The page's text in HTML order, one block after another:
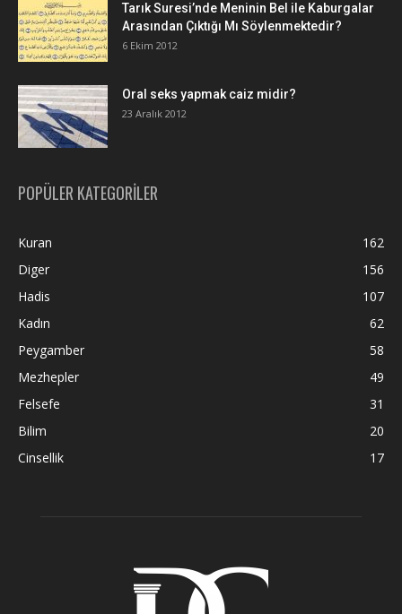
Tarık Suresi’nde Meninin Bel ile Kaburgalar
Arasından Çıktığı Mı Söylenmektedir?
6 Ekim 2012
Oral seks yapmak caiz midir?
23 Aralık 2012
POPÜLER KATEGORİLER
Kuran
162
Diger
156
Hadis
107
Kadın
62
Peygamber
58
Mezhepler
49
Felsefe
31
Bilim
20
Cinsellik
17